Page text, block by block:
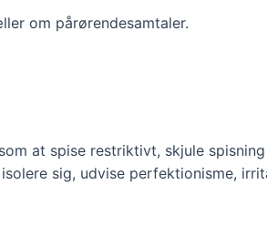
om pårørendesamtaler.
at spise restriktivt, skjule
sig, udvise perfektionisme,